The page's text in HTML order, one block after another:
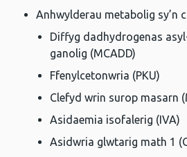
Anhwylderau metabolig sy’n
Diffyg dadhydrogenas
ganolig (MCADD)
Ffenylcetonwria (PKU)
Clefyd wrin surop masarn
Asidaemia isofalerig (IVA)
Asidwria glwtarig math 1